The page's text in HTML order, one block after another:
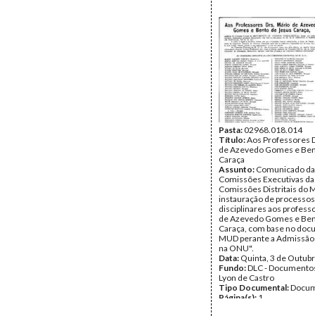
Pasta:02968.018.014
Título:Aos Professores
de Azevedo Gomes e
Caraça
Assunto: Comunicado
Comissões Executivas
Comissões Distritais do
instauração de processos
disciplinares aos
de Azevedo Gomes e
Caraça, com base no
MUD perante a
na ONU".
Data: Quinta, 3 de
Fundo:DLC -
Lyon de Castro
Tipo Documental:
Página(s): 1